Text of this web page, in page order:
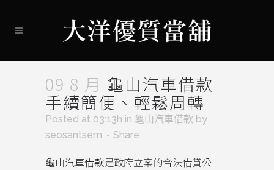
09 8 月 龜山汽車借款
手續簡便、輕鬆周轉
Posted at 03:13h in 龜山汽車借款 by
seosantsem
Share
龜山汽車借款是政府立案的合法借貸公